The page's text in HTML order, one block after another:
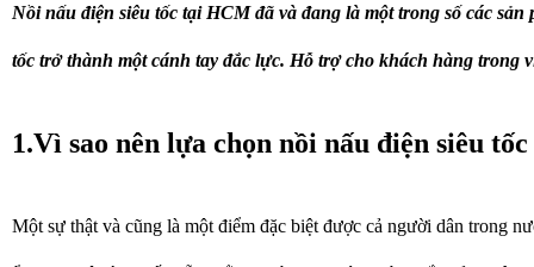
Nồi nấu điện siêu tốc tại HCM đã và đang là một trong số các
tốc trở thành một cánh tay đắc lực. Hỗ trợ cho khách hàng trong
1.Vì sao nên lựa chọn nồi nấu điện siêu
Một sự thật và cũng là một điểm đặc biệt được cả người dân trong